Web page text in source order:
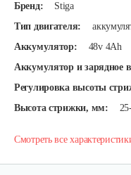
Бренд:
Stiga
Тип двигателя:
Аккумулятор:
48v 4Ah
Аккумулятор и зарядное
Регулировка высоты
Высота стрижки, мм:
Смотреть все